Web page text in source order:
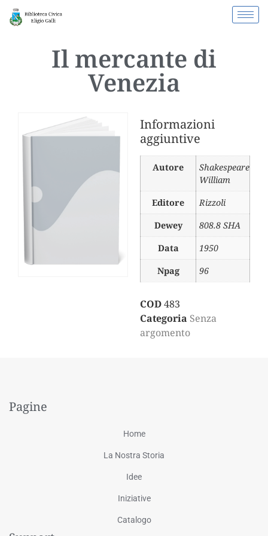
Il mercante di
Venezia
Informazioni
aggiuntive
Autore
Shakespeare
William
Editore
Rizzoli
Dewey
808.8 SHA
Data
1950
Npag
96
COD483
Categoria Senza
argomento
Pagine
Home
La Nostra Storia
Idee
Iniziative
Catalogo